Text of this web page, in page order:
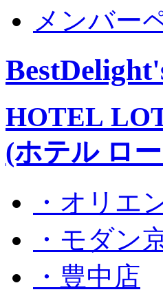
メンバー
HOTEL
(ホテル ロ
・オリエ
・モダン
・豊中店